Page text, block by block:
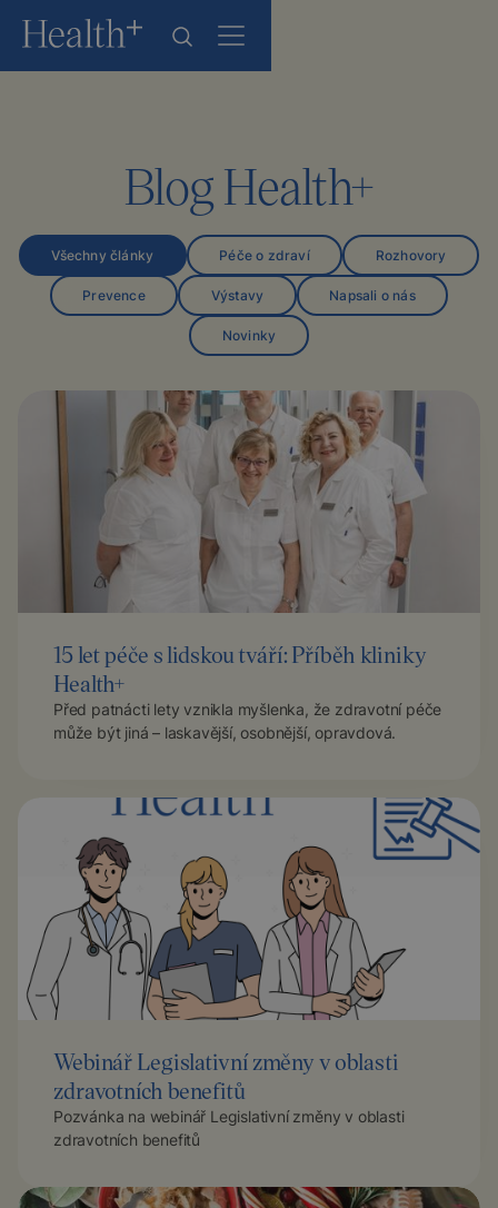
Blog Health+
Všechny články Péče o zdraví Rozhovory
Prevence Výstavy Napsali o nás
Novinky
15 let péče s lidskou tváří: Příběh kliniky
Health+
Před patnácti lety vznikla myšlenka, že zdravotní péče
může být jiná – laskavější, osobnější, opravdová.
Webinář Legislativní změny v oblasti
zdravotních benefitů
Pozvánka na webinář Legislativní změny v oblasti
zdravotních benefitů